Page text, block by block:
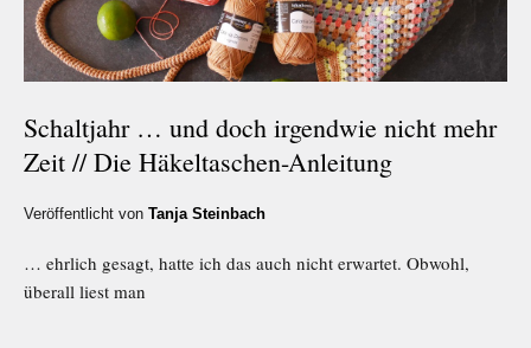
Schaltjahr … und doch irgendwie nicht mehr
Zeit // Die Häkeltaschen-Anleitung
Veröffentlicht von Tanja Steinbach
… ehrlich gesagt, hatte ich das auch nicht erwartet. Obwohl,
überall liest man